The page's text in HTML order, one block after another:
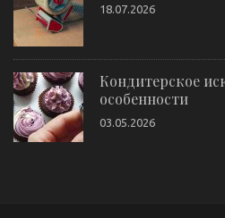
18.07.2026
Кондитерское
особенности
03.05.2026